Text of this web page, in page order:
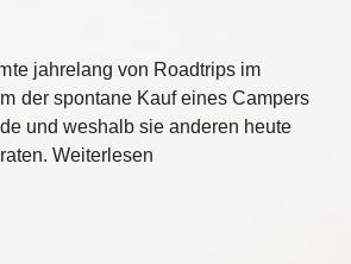
jahrelang von Roadtrips im
der spontane Kauf eines Campers
und weshalb sie anderen heute
Weiterlesen